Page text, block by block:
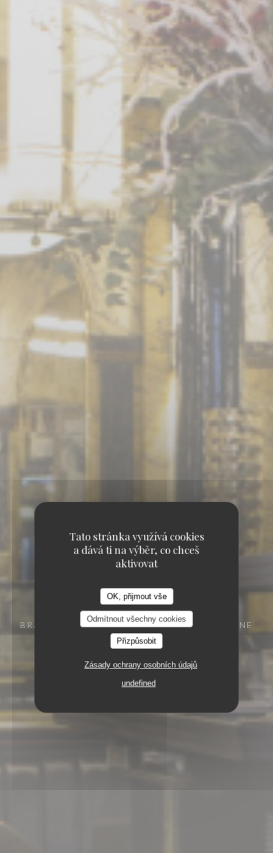
Tato stránka využívá cookies
a dává ti na výběr, co chceš
aktivovat
OK, přijmout vše
Odmítnout všechny cookies
Přizpůsobit
Zásady ochrany osobních údajů
undefined
BRASSERIE - RESTAURANT
29 RUE VIVIENNE
75002 PARIS